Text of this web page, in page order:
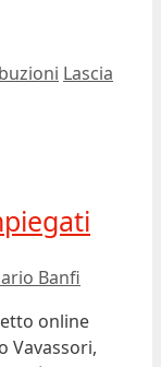
Lascia
Banfi
online
Vavassori,